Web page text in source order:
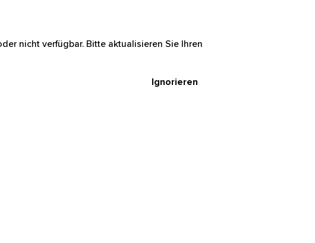
nicht verfügbar. Bitte aktualisieren Sie Ihren
Ignorieren